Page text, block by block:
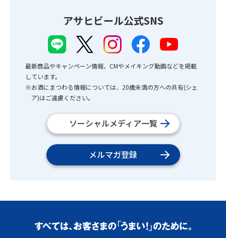
アサヒビール公式SNS
最新商品やキャンペーン情報、CMやメイキング動画などを掲載
しています。
※お酒にまつわる情報については、20歳未満の方への共有(シェ
ア)はご遠慮ください。
ソーシャルメディア一覧
メルマガ登録